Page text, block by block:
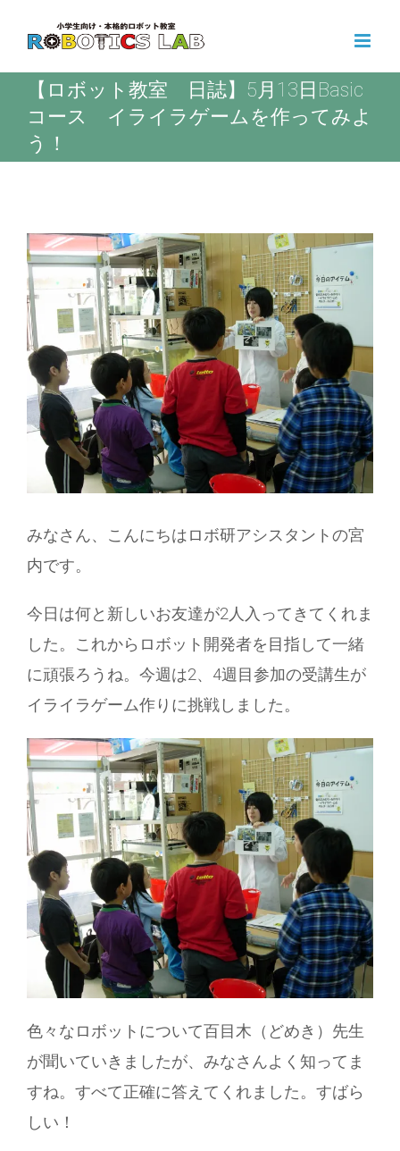
content
【ロボット教室 日誌】5月13日Basic
コース イライラゲームを作ってみよ
う！
View
Larger
Image
みなさん、こんにちはロボ研アシスタントの宮
内です。
今日は何と新しいお友達が2人入ってきてくれま
した。これからロボット開発者を目指して一緒
に頑張ろうね。今週は2、4週目参加の受講生が
イライラゲーム作りに挑戦しました。
色々なロボットについて百目木（どめき）先生
が聞いていきましたが、みなさんよく知ってま
すね。すべて正確に答えてくれました。すばら
しい！